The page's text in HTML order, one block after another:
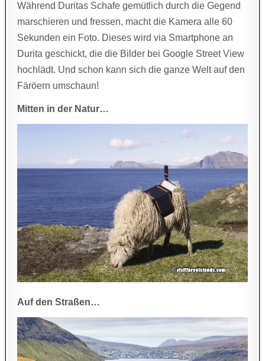
Während Duritas Schafe gemütlich durch die Gegend
marschieren und fressen, macht die Kamera alle 60
Sekunden ein Foto. Dieses wird via Smartphone an
Durita geschickt, die die Bilder bei Google Street View
hochlädt. Und schon kann sich die ganze Welt auf den
Färöern umschaun!
Mitten in der Natur…
Auf den Straßen…